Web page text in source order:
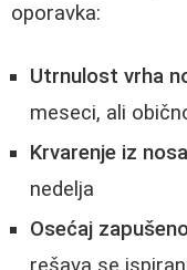
oporavka:
Utrnulost vrha
meseci, ali
Krvarenje iz nosa
nedelja
Osećaj